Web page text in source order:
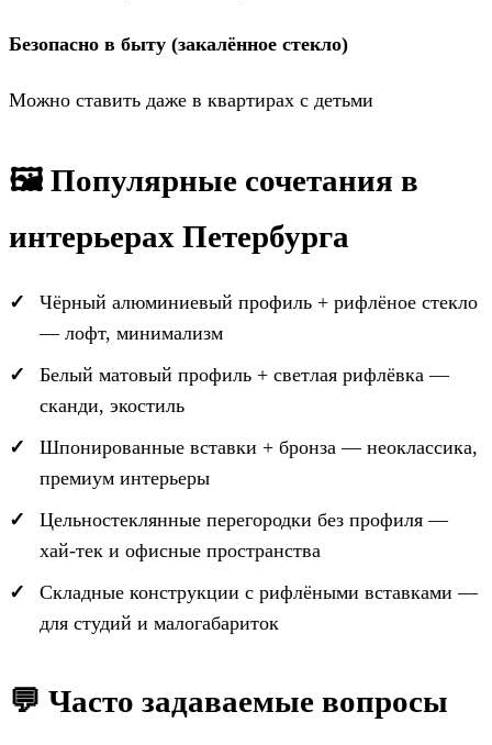
Безопасно в быту (закалённое стекло)
Можно ставить даже в квартирах с детьми
🖼 Популярные сочетания в
интерьерах Петербурга
Чёрный алюминиевый профиль + рифлёное стекло
— лофт, минимализм
Белый матовый профиль + светлая рифлёвка —
сканди, экостиль
Шпонированные вставки + бронза — неоклассика,
премиум интерьеры
Цельностеклянные перегородки без профиля —
хай-тек и офисные пространства
Складные конструкции с рифлёными вставками —
для студий и малогабариток
💬 Часто задаваемые вопросы